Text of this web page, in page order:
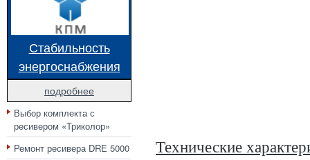
Стабильность
энергоснабжения
подробнее
Выбор комплекта с
ресивером «Триколор»
Ремонт ресивера DRE 5000
Технические